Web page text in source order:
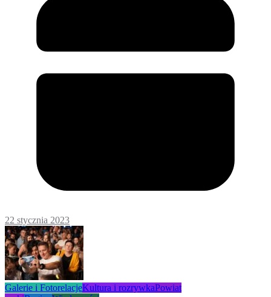
22 stycznia 2023
Galerie i FotorelacjeKultura i rozrywkaPowiat